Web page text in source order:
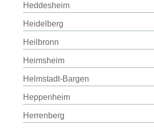
Heddesheim
Heidelberg
Heilbronn
Heimsheim
Helmstadt-Bargen
Heppenheim
Herrenberg